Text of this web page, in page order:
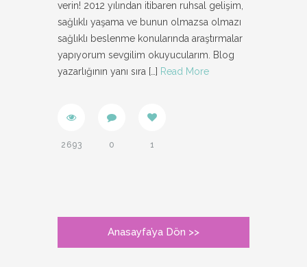
verin! 2012 yılından itibaren ruhsal gelişim,
sağlıklı yaşama ve bunun olmazsa olmazı
sağlıklı beslenme konularında araştırmalar
yapıyorum sevgilim okuyucularım. Blog
yazarlığının yanı sıra […] Read More
2693 0 1
Anasayfa’ya Dön >>